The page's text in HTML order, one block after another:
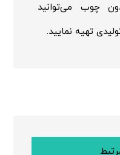
چوب می‌توانید
تهیه نمایید.